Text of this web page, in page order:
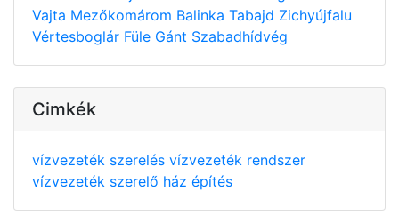
Vajta Mezőkomárom Balinka Tabajd Zichyújfalu
Vértesboglár Füle Gánt Szabadhídvég
Cimkék
vízvezeték szerelés vízvezeték rendszer
vízvezeték szerelő ház építés